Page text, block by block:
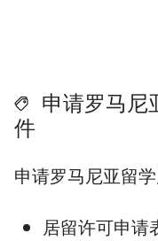
申请罗马尼
件
申请罗马尼亚留
居留许可申请